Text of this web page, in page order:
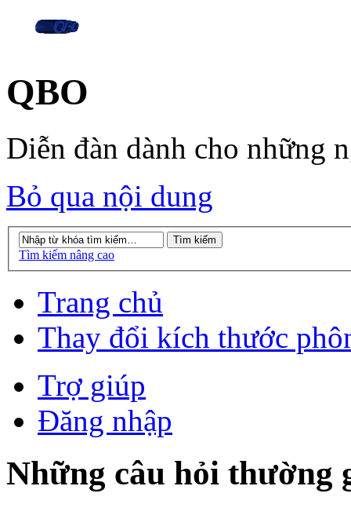
QBO
Diễn đàn dành cho những
Bỏ qua nội dung
Tìm kiếm nâng cao
Trang chủ
Thay đổi kích thước
Trợ giúp
Đăng nhập
Những câu hỏi thường